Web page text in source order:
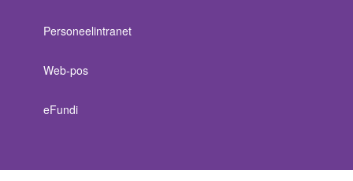
Personeelintranet
Web-pos
eFundi